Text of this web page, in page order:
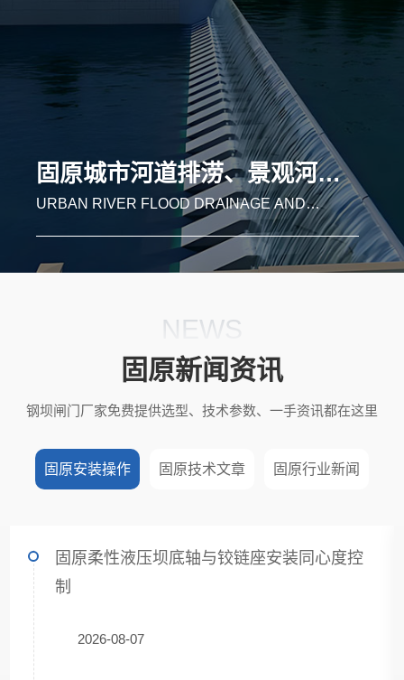
固原湿地补水、自然保护区河道生态修复
WETLAND WATER REPLENISHMENT AND
RIVER ECOLOGICAL RESTORATION IN
NEWS
固原新闻资讯
钢坝闸门厂家免费提供选型、技术参数、一手资讯都在这里
固原安装操作 固原技术文章 固原行业新闻
固原柔性液压坝底轴与铰链座安装同心度控
制
2026-08-07